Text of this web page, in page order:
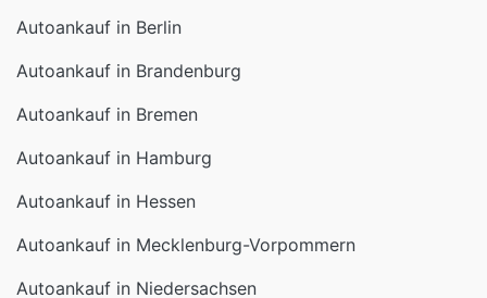
Autoankauf in Berlin
Autoankauf in Brandenburg
Autoankauf in Bremen
Autoankauf in Hamburg
Autoankauf in Hessen
Autoankauf in Mecklenburg-Vorpommern
Autoankauf in Niedersachsen